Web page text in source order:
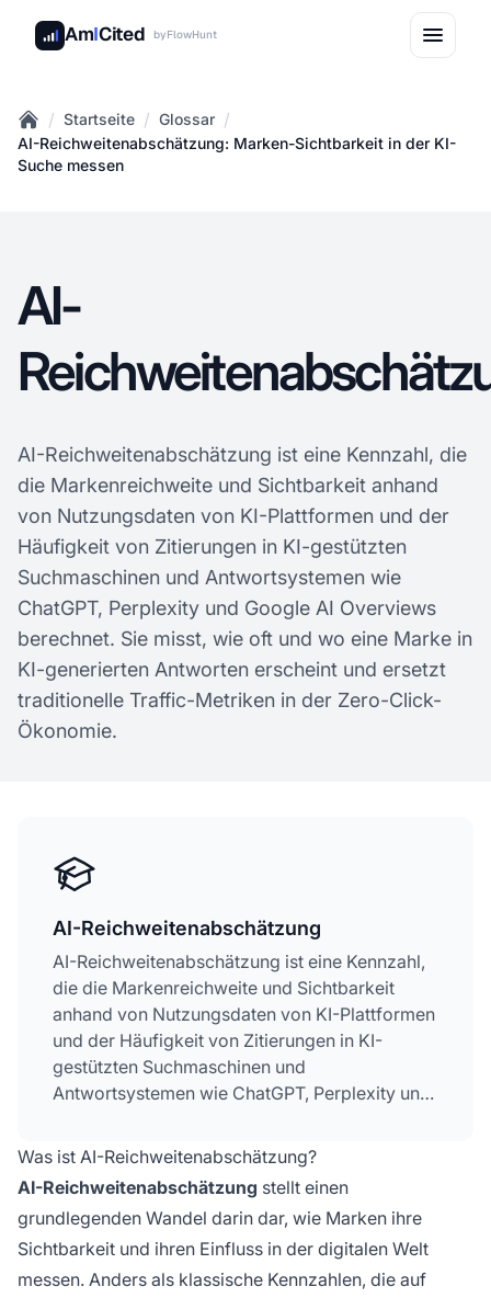
AmICited byFlowHunt
Home
/ Startseite / Glossar /
AI-Reichweitenabschätzung: Marken-Sichtbarkeit in der KI-
Suche messen
AI-
AI-Reichweitenabschätzung ist eine Kennzahl, die
die Markenreichweite und Sichtbarkeit anhand
von Nutzungsdaten von KI-Plattformen und der
Häufigkeit von Zitierungen in KI-gestützten
Suchmaschinen und Antwortsystemen wie
ChatGPT, Perplexity und Google AI Overviews
berechnet. Sie misst, wie oft und wo eine Marke in
KI-generierten Antworten erscheint und ersetzt
traditionelle Traffic-Metriken in der Zero-Click-
Ökonomie.
AI-Reichweitenabschätzung
AI-Reichweitenabschätzung ist eine Kennzahl,
die die Markenreichweite und Sichtbarkeit
anhand von Nutzungsdaten von KI-Plattformen
und der Häufigkeit von Zitierungen in KI-
gestützten Suchmaschinen und
Antwortsystemen wie ChatGPT, Perplexity und
oft und wo eine Marke in KI-generierten
Antworten erscheint und ersetzt traditionelle
Traffic-Metriken in der Zero-Click-Ökonomie.
Was ist AI-Reichweitenabschätzung?
AI-Reichweitenabschätzung stellt einen
grundlegenden Wandel darin dar, wie Marken ihre
Sichtbarkeit und ihren Einfluss in der digitalen Welt
messen. Anders als klassische Kennzahlen, die auf